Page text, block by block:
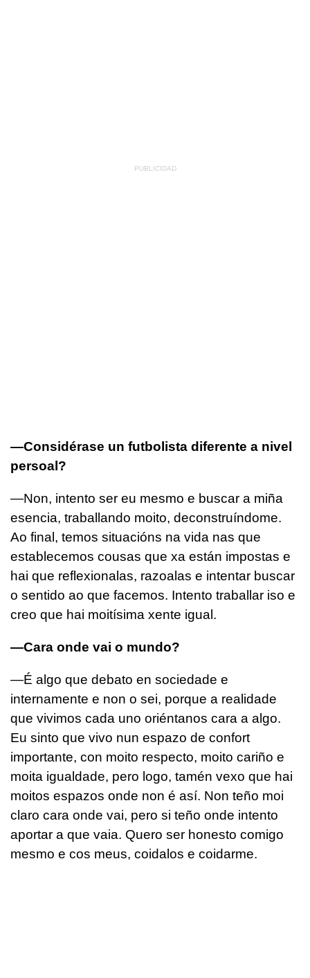
—Considérase un futbolista diferente a nivel
persoal?
—Non, intento ser eu mesmo e buscar a miña
esencia, traballando moito, deconstruíndome.
Ao final, temos situacións na vida nas que
establecemos cousas que xa están impostas e
hai que reflexionalas, razoalas e intentar buscar
o sentido ao que facemos. Intento traballar iso e
creo que hai moitísima xente igual.
—Cara onde vai o mundo?
—É algo que debato en sociedade e
internamente e non o sei, porque a realidade
que vivimos cada uno oriéntanos cara a algo.
Eu sinto que vivo nun espazo de confort
importante, con moito respecto, moito cariño e
moita igualdade, pero logo, tamén vexo que hai
moitos espazos onde non é así. Non teño moi
claro cara onde vai, pero si teño onde intento
aportar a que vaia. Quero ser honesto comigo
mesmo e cos meus, coidalos e coidarme.